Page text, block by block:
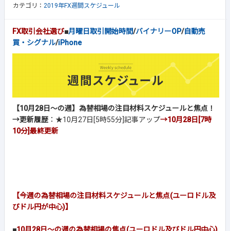
カテゴリ： 2019年FX週間スケジュール
FX取引会社選び■月曜日取引開始時間/バイナリーOP/自動売
買・シグナル/iPhone
【10月28日～の週】為替相場の注目材料スケジュールと焦点！
→更新履歴 ：★10月27日[5時55分]記事アップ→10月28日[7時
10分]最終更新
【今週の為替相場の注目材料スケジュールと焦点(ユーロドル及
びドル円が中心)】